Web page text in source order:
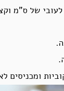
של ס”מ
לאפייה לעוד 5 דקות